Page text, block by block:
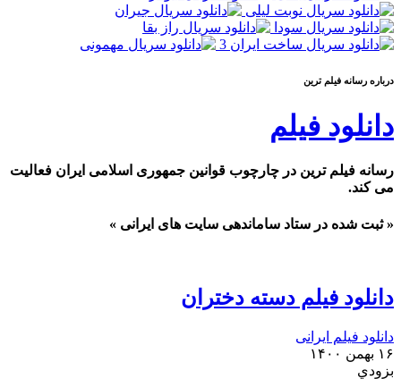
درباره رسانه فيلم ترين
دانلود فیلم
رسانه فیلم ترین در چارچوب قوانین جمهوری اسلامی ایران فعالیت
می کند.
« ثبت شده در ستاد ساماندهی سایت های ایرانی »
دانلود فیلم دسته دختران
دانلود فیلم ایرانی
۱۶ بهمن ۱۴۰۰
بزودي